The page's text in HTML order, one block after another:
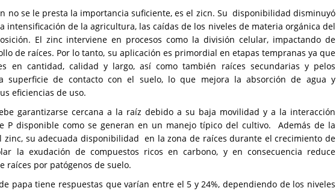
no se le presta la importancia suficiente, es el zicn. Su disponibilidad disminuyó
intensificación de la agricultura, las caídas de los niveles de materia orgánica del
El zinc interviene en procesos como la división celular, impactando de
de raíces. Por lo tanto, su aplicación es primordial en etapas tempranas ya que
en cantidad, calidad y largo, así como también raíces secundarias y pelos
superficie de contacto con el suelo, lo que mejora la absorción de agua y
eficiencias de uso.
garantizarse cercana a la raíz debido a su baja movilidad y a la interacción
P disponible como se generan en un manejo típico del cultivo. Además de la
zinc, su adecuada disponibilidad en la zona de raíces durante el crecimiento de
la exudación de compuestos ricos en carbono, y en consecuencia reduce
raíces por patógenos de suelo.
papa tiene respuestas que varían entre el 5 y 24%, dependiendo de los niveles